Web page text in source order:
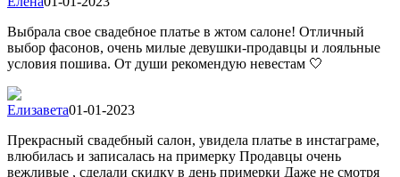
Выбрала свое свадебное платье в жтом салоне! Отличный
выбор фасонов, очень милые девушки-продавцы и лояльные
условия пошива. От души рекомендую невестам 🤍
Елизавета01-01-2023
Прекрасный свадебный салон, увидела платье в инстаграме,
влюбилась и записалась на примерку Продавцы очень
вежливые , сделали скидку в день примерки Даже не смотря